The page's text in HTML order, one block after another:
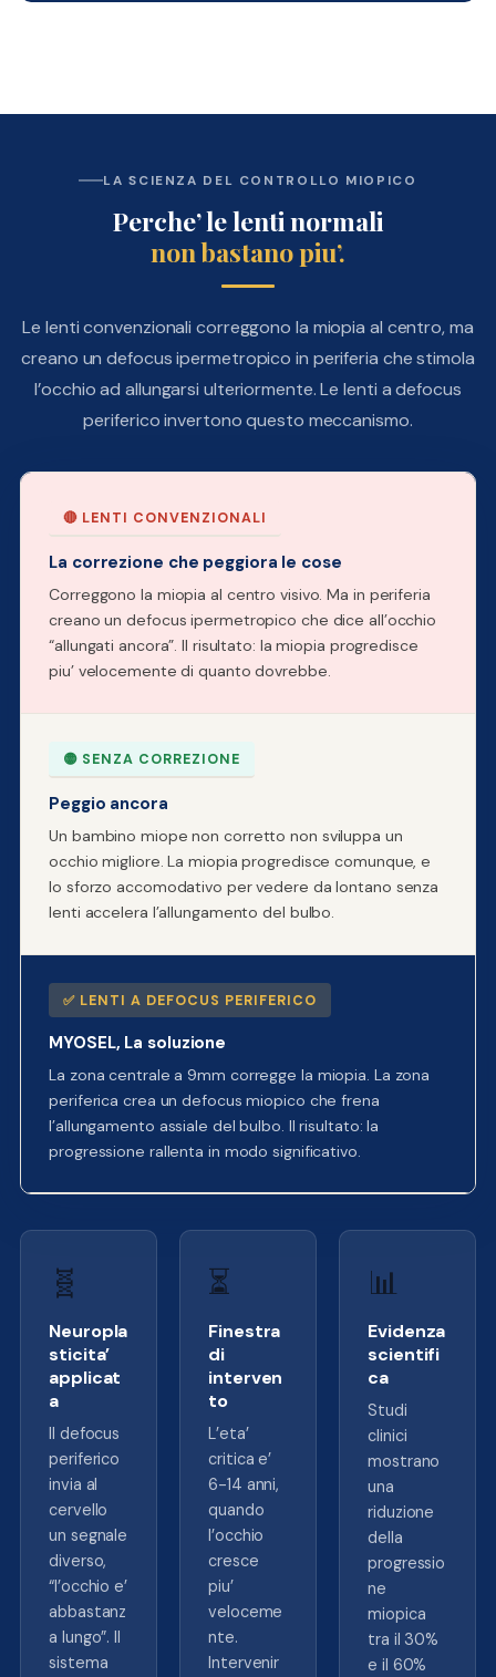
LA SCIENZA DEL CONTROLLO MIOPICO
Perche’ le lenti normali
non bastano piu’.
Le lenti convenzionali correggono la miopia al centro, ma
creano un defocus ipermetropico in periferia che stimola
l’occhio ad allungarsi ulteriormente. Le lenti a defocus
periferico invertono questo meccanismo.
🔴 LENTI CONVENZIONALI
La correzione che peggiora le cose
Correggono la miopia al centro visivo. Ma in periferia
creano un defocus ipermetropico che dice all’occhio
“allungati ancora”. Il risultato: la miopia progredisce
piu’ velocemente di quanto dovrebbe.
🟡 SENZA CORREZIONE
Peggio ancora
Un bambino miope non corretto non sviluppa un
occhio migliore. La miopia progredisce comunque, e
lo sforzo accomodativo per vedere da lontano senza
lenti accelera l’allungamento del bulbo.
✅ LENTI A DEFOCUS PERIFERICO
MYOSEL, La soluzione
La zona centrale a 9mm corregge la miopia. La zona
periferica crea un defocus miopico che frena
l’allungamento assiale del bulbo. Il risultato: la
progressione rallenta in modo significativo.
🧬
Neuropla
sticita’
applicat
a
Il defocus
periferico
invia al
cervello
un segnale
diverso,
“l’occhio e’
abbastanz
a lungo”. Il
sistema
⏳
Finestra
di
interven
to
L’eta’
critica e’
6-14 anni,
quando
l’occhio
cresce
piu’
veloceme
nte.
Intervenir
📊
Evidenza
scientifi
ca
Studi
clinici
mostrano
una
riduzione
della
progressio
ne
miopica
tra il 30%
e il 60%